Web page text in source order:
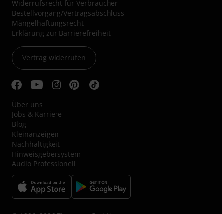
Widerrufsrecht für Verbraucher
Bestellvorgang/Vertragsabschluss
Mängelhaftungsrecht
Erklärung zur Barrierefreiheit
Vertrag widerrufen
Über uns
Jobs & Karriere
Blog
Kleinanzeigen
Nachhaltigkeit
Hinweisgebersystem
Audio Professionell